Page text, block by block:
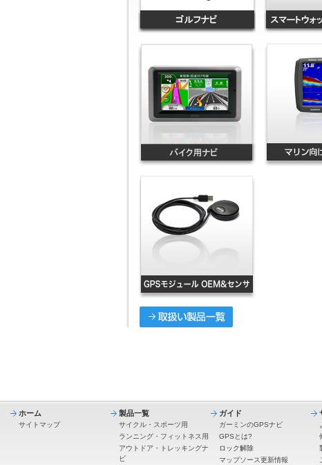
ホーム
サイトマップ
製品一覧
サイクル・スポーツ用
ランニング・フィットネス用
アウトドア・トレッキングナ
ビ
ガイド
ガーミンのGPSナビ
GPSとは?
ロック解除
マップソース更新情報